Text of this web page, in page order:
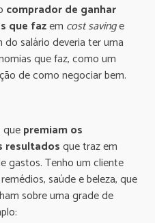
comprador de ganhar
que fazem costsavinge
do salário deveria ter uma
que faz, como um
de como negociar bem.
quepremiam os
resultadosque traz em
gastos. Tenho um cliente
saúde e beleza, que
sobre uma grade de